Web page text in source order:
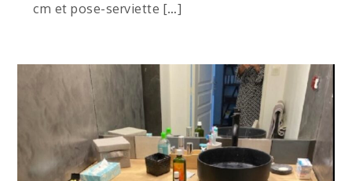
cm et pose-serviette […]